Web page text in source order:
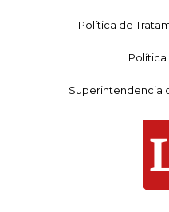
Política de
Superintendencia